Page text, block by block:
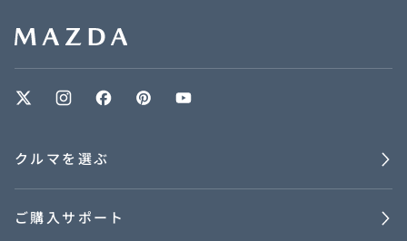
クルマを選ぶ
ご購入サポート